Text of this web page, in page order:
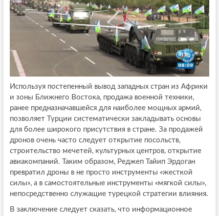
Используя постепенный вывод западных стран из Африки
и зоны Ближнего Востока, продажа военной техники,
ранее предназначавшейся для наиболее мощных армий,
позволяет Турции систематически закладывать основы
для более широкого присутствия в стране. За продажей
дронов очень часто следует открытие посольств,
строительство мечетей, культурных центров, открытие
авиакомпаний. Таким образом, Реджеп Тайип Эрдоган
превратил дроны в не просто инструменты «жесткой
силы», а в самостоятельные инструменты «мягкой силы»,
непосредственно служащие турецкой стратегии влияния.
В заключение следует сказать, что информационное